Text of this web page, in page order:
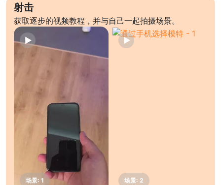
射击
获取逐步的视频教程，并与自己一起拍摄场景。